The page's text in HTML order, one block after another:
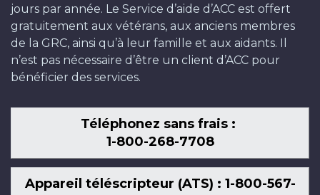
jours par année. Le Service d’aide d’ACC est offert
gratuitement aux vétérans, aux anciens membres
de la GRC, ainsi qu’à leur famille et aux aidants. Il
n’est pas nécessaire d’être un client d’ACC pour
bénéficier des services.
Téléphonez sans frais :
1-800-268-7708
Appareil téléscripteur (ATS) : 1-800-567-